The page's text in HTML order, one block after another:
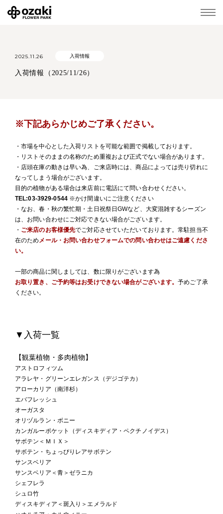
2025.11.26 入荷情報
入荷情報（2025/11/26）
※下記あらかじめご了承ください。
・市場を中心とした入荷リストを可能な範囲で掲載しております。
・リストそのままの名称のため重複および正式でない場合があります。
・店頭在庫の動きは早い為、ご来店時には、商品によっては売り切れに
なってしまう場合がございます。
目的の植物がある場合は来店前に電話にて問い合わせください。
TEL:03-3929-0544※かけ間違いにご注意ください
・なお、春・秋の繁忙期・土日祝祭日GWなど、大変混雑するシーズン
は、お問い合わせにご対応できない場合がございます。
・ ご来店のお客様優先でご対応させていただいております。常駐担当不
在のため メール・お問い合わせフォームでの問い合わせはご遠慮くださ
い。
一部の商品に関しましては、数に限りがございます為
お取り置き、ご予約等はお受けできない場合がございます。予めご了承
ください。
▼入荷一覧
【観葉植物・多肉植物】
アストロフィツム
アラレヤ・グリーンエレガンス（デジゴテカ）
アローカリア（南洋杉）
エバフレッシュ
オーガスタ
オリヅルラン・ボニー
カンガルーポケット（ディスキディア・ペクチノイデス）
サボテン＜ＭＩＸ＞
サボテン・ちょっぴりレアサボテン
サンスベリア
サンスベリア＜青＞ゼラニカ
シェフレラ
シュロ竹
ディスキディア＜斑入り＞エメラルド